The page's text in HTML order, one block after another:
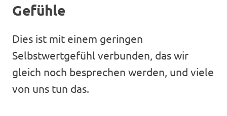
Gefühle
Dies ist mit einem geringen
Selbstwertgefühl verbunden, das wir
gleich noch besprechen werden, und viele
von uns tun das.